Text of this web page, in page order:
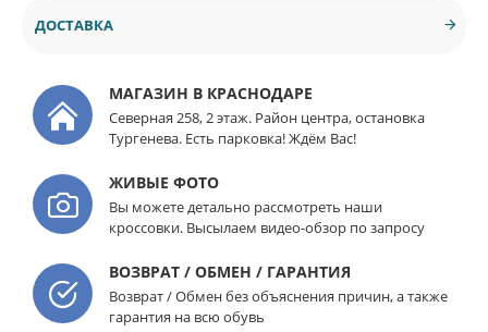
ДОСТАВКА
МАГАЗИН В КРАСНОДАРЕ
Северная 258, 2 этаж. Район центра, остановка
Тургенева. Есть парковка! Ждём Вас!
ЖИВЫЕ ФОТО
Вы можете детально рассмотреть наши
кроссовки. Высылаем видео-обзор по запросу
ВОЗВРАТ / ОБМЕН / ГАРАНТИЯ
Возврат / Обмен без объяснения причин, а также
гарантия на всю обувь